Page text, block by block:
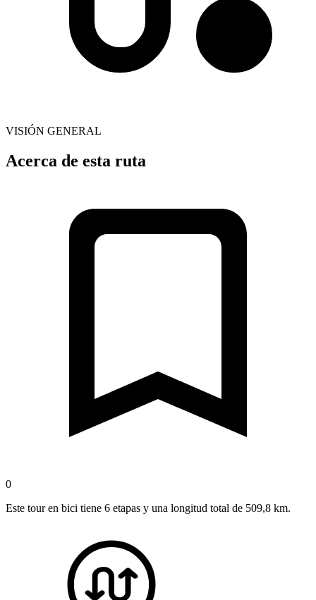
VISIÓN GENERAL
Acerca de esta ruta
0
Este tour en bici tiene 6 etapas y una longitud total de 509,8 km.